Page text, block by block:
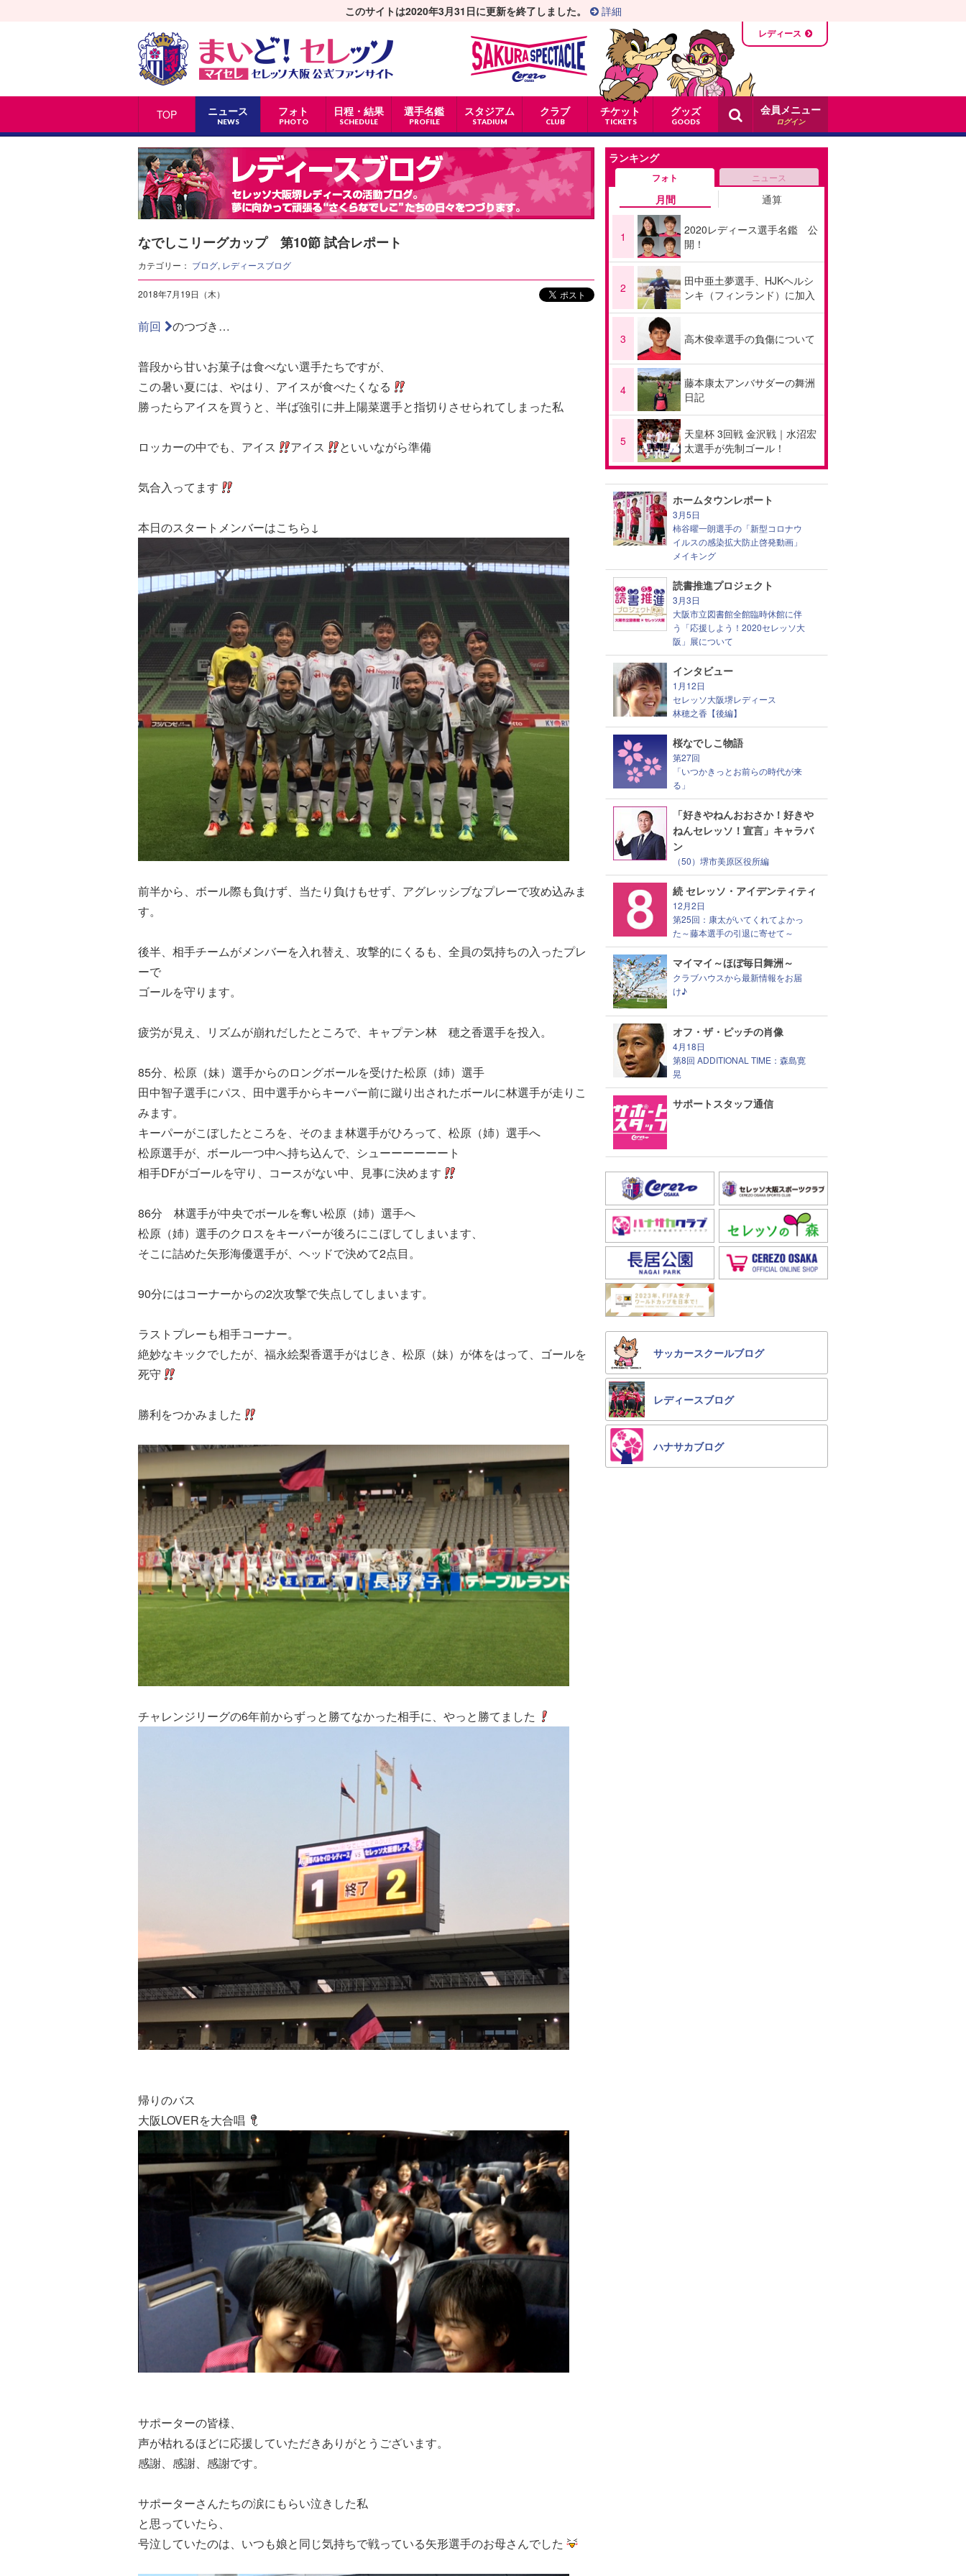
TOP ニュース
NEWS
フォト
PHOTO
日程・結果
SCHEDULE
選手名鑑
PROFILE
スタジアム
STADIUM
クラブ
CLUB
チケット
TICKETS
グッズ
GOODS
このサイトは2020年3月31日に更新を終了しました。 詳細
レディース
会員メニュー
ログイン
なでしこリーグカップ 第10節 試合レポート
カテゴリー： ブログ, レディースブログ
2018年7月19日（木）
前回 のつづき…
普段から甘いお菓子は食べない選手たちですが、
この暑い夏には、やはり、アイスが食べたくなる
勝ったらアイスを買うと、半ば強引に井上陽菜選手と指切りさせられてしまった私
ロッカーの中でも、アイス アイス といいながら準備
気合入ってます
本日のスタートメンバーはこちら↓
前半から、ボール際も負けず、当たり負けもせず、アグレッシブなプレーで攻め込みま
す。
後半、相手チームがメンバーを入れ替え、攻撃的にくるも、全員の気持ちの入ったプレ
ーで
ゴールを守ります。
疲労が見え、リズムが崩れだしたところで、キャプテン林 穂之香選手を投入。
85分、松原（妹）選手からのロングボールを受けた松原（姉）選手
田中智子選手にパス、田中選手からキーパー前に蹴り出されたボールに林選手が走りこ
みます。
キーパーがこぼしたところを、そのまま林選手がひろって、松原（姉）選手へ
松原選手が、ボール一つ中へ持ち込んで、シューーーーーート
相手DFがゴールを守り、コースがない中、見事に決めます
86分 林選手が中央でボールを奪い松原（姉）選手へ
松原（姉）選手のクロスをキーパーが後ろにこぼしてしまいます、
そこに詰めた矢形海優選手が、ヘッドで決めて2点目。
90分にはコーナーからの2次攻撃で失点してしまいます。
ラストプレーも相手コーナー。
絶妙なキックでしたが、福永絵梨香選手がはじき、松原（妹）が体をはって、ゴールを
死守
勝利をつかみました
チャレンジリーグの6年前からずっと勝てなかった相手に、やっと勝てました
帰りのバス
大阪LOVERを大合唱
サポーターの皆様、
声が枯れるほどに応援していただきありがとうございます。
感謝、感謝、感謝です。
サポーターさんたちの涙にもらい泣きした私
と思っていたら、
号泣していたのは、いつも娘と同じ気持ちで戦っている矢形選手のお母さんでした
ランキング
フォト ニュース
月間 通算
1
2020レディース選手名鑑 公
開！
2
田中亜土夢選手、HJKヘルシ
ンキ（フィンランド）に加入
3 高木俊幸選手の負傷について
4
藤本康太アンバサダーの舞洲
日記
5
天皇杯 3回戦 金沢戦｜水沼宏
太選手が先制ゴール！
ホームタウンレポート
3月5日
柿谷曜一朗選手の「新型コロナウ
イルスの感染拡大防止啓発動画」
メイキング
読書推進プロジェクト
3月3日
大阪市立図書館全館臨時休館に伴
う「応援しよう！2020セレッソ大
阪」展について
インタビュー
1月12日
セレッソ大阪堺レディース
林穂之香【後編】
桜なでしこ物語
第27回
「いつかきっとお前らの時代が来
る」
「好きやねんおおさか！好きや
ねんセレッソ！宣言」キャラバ
ン
（50）堺市美原区役所編
続 セレッソ・アイデンティティ
12月2日
第25回：康太がいてくれてよかっ
た～藤本選手の引退に寄せて～
マイマイ～ほぼ毎日舞洲～
クラブハウスから最新情報をお届
け♪
オフ・ザ・ピッチの肖像
4月18日
第8回 ADDITIONAL TIME：森島寛
晃
サポートスタッフ通信
サッカースクールブログ
レディースブログ
ハナサカブログ